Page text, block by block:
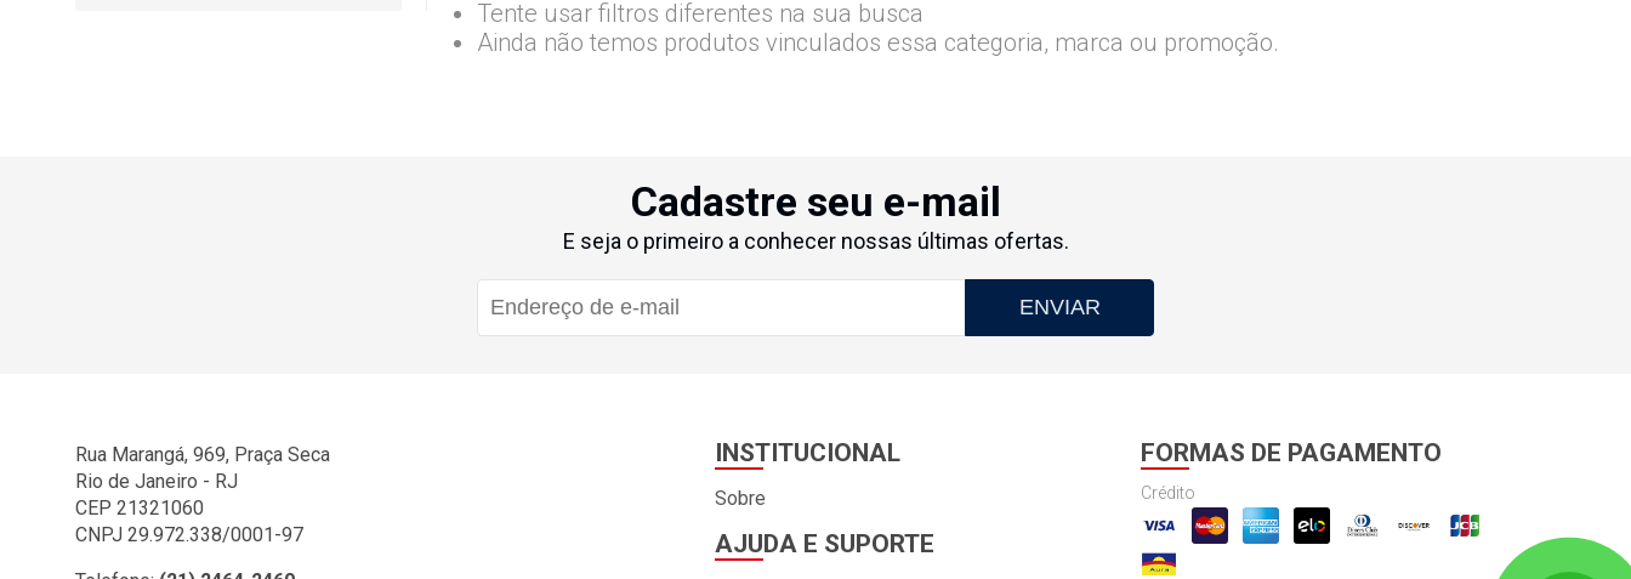
BIG LAR (1)
BOMBRIL (2)
BOTAFOGO (3)
BRASILIT (1)
Tente usar filtros diferentes na sua busca
Ainda não temos produtos vinculados essa categoria, marca ou promoção.
Cadastre seu e-mail
E seja o primeiro a conhecer nossas últimas ofertas.
ENVIAR
Rua Marangá, 969, Praça Seca
Rio de Janeiro - RJ
CEP 21321060
CNPJ 29.972.338/0001-97
INSTITUCIONAL
Sobre
AJUDA E SUPORTE
FORMAS DE PAGAMENTO
Crédito